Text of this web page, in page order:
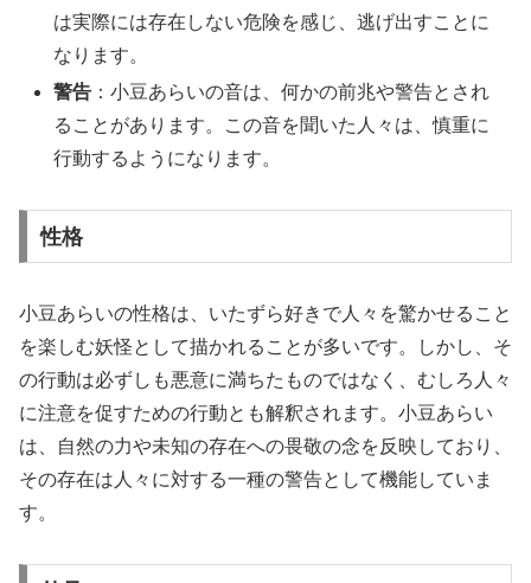
は実際には存在しない危険を感じ、逃げ出すことに
なります。
警告 ：小豆あらいの音は、何かの前兆や警告とされ
ることがあります。この音を聞いた人々は、慎重に
行動するようになります。
性格
小豆あらいの性格は、いたずら好きで人々を驚かせること
を楽しむ妖怪として描かれることが多いです。しかし、そ
の行動は必ずしも悪意に満ちたものではなく、むしろ人々
に注意を促すための行動とも解釈されます。小豆あらい
は、自然の力や未知の存在への畏敬の念を反映しており、
その存在は人々に対する一種の警告として機能していま
す。